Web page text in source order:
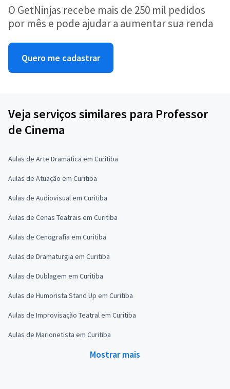
O GetNinjas recebe mais de 250 mil pedidos
por mês e pode ajudar a aumentar sua renda
Quero me cadastrar
Veja serviços similares para Professor
de Cinema
Aulas de Arte Dramática em Curitiba
Aulas de Atuação em Curitiba
Aulas de Audiovisual em Curitiba
Aulas de Cenas Teatrais em Curitiba
Aulas de Cenografia em Curitiba
Aulas de Dramaturgia em Curitiba
Aulas de Dublagem em Curitiba
Aulas de Humorista Stand Up em Curitiba
Aulas de Improvisação Teatral em Curitiba
Aulas de Marionetista em Curitiba
Mostrar mais